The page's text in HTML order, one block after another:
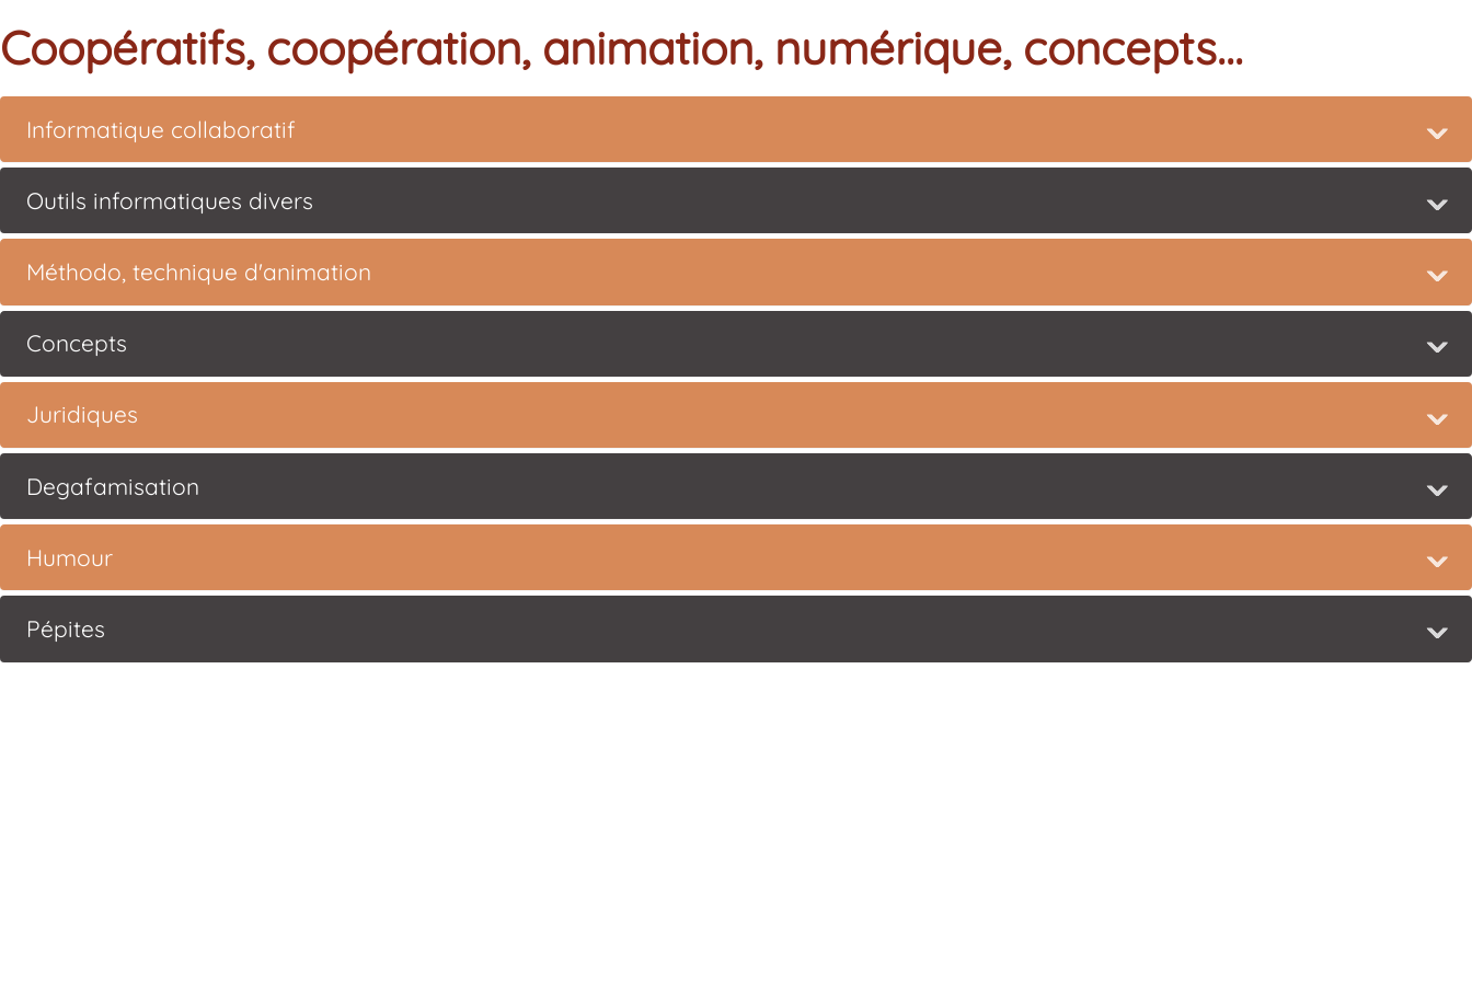
Coopératifs, coopération, animation, numérique, concepts...
Informatique collaboratif
Outils informatiques divers
Méthodo, technique d'animation
Concepts
Juridiques
Degafamisation
Humour
Pépites